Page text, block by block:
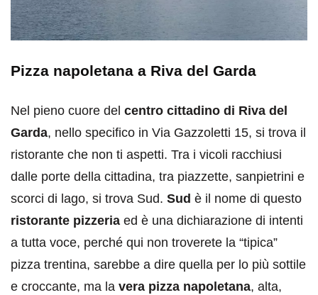
Pizza napoletana a Riva del Garda
Nel pieno cuore del centro cittadino di Riva del
Garda, nello specifico in Via Gazzoletti 15, si trova il
ristorante che non ti aspetti. Tra i vicoli racchiusi
dalle porte della cittadina, tra piazzette, sanpietrini e
scorci di lago, si trova Sud. Sud è il nome di questo
ristorante pizzeria ed è una dichiarazione di intenti
a tutta voce, perché qui non troverete la “tipica”
pizza trentina, sarebbe a dire quella per lo più sottile
e croccante, ma la vera pizza napoletana, alta,